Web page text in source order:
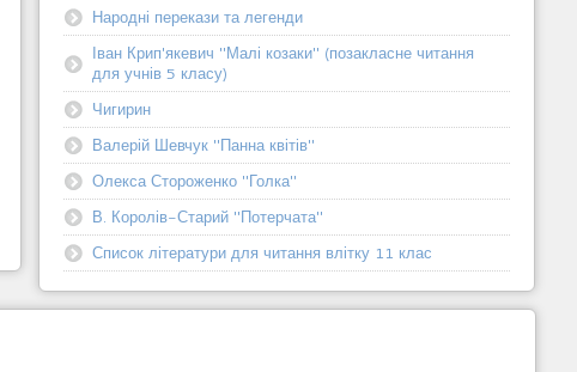
Народні перекази та легенди
Іван Крип'якевич "Малі козаки" (позакласне читання
для учнів 5 класу)
Чигирин
Валерій Шевчук "Панна квітів"
Олекса Стороженко "Голка"
В. Королів-Старий "Потерчата"
Список літератури для читання влітку 11 клас